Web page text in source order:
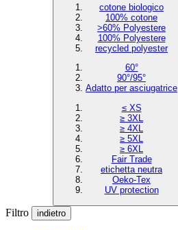
cotone biologico
100% cotone
>60% Polyestere
100% Polyestere
recycled polyester
60°
90°/95°
Adatto per asciugatrice
≤ XS
≥ 3XL
≥ 4XL
≥ 5XL
≥ 6XL
Fair Trade
etichetta neutra
Oeko-Tex
UV protection
Filtro indietro